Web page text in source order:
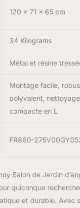
120 x 71 x 65 cm
34 Kilograms
Métal et résine
Montage facile,
polyvalent,
compacte en L
FR860-
Salon de Jardin
quiconque
et durable. Avec